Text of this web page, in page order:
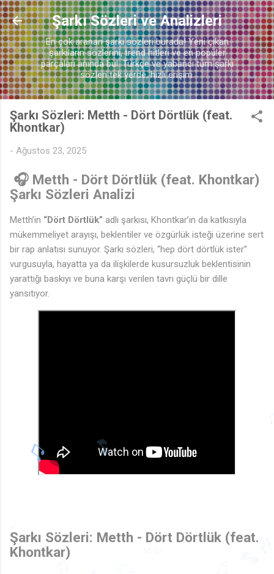
Ana içeriğe atla
Şarkı Sözleri ve Analizleri
En çok aranan şarkı sözleri burada! Yeni çıkan
şarkıların sözlerini, trend hitleri ve en popüler
parçaları anında bul. Türkçe ve yabancı tüm şarkı
sözleri tek yerde, hızlı erişim.
Şarkı Sözleri: Metth - Dört Dörtlük (feat.
Khontkar)
- Ağustos 23, 2025
🎧 Metth - Dört Dörtlük (feat. Khontkar)
Şarkı Sözleri Analizi
Metth’in “Dört Dörtlük” adlı şarkısı, Khontkar’ın da katkısıyla
mükemmeliyet arayışı, beklentiler ve özgürlük isteği üzerine sert
bir rap anlatısı sunuyor. Şarkı sözleri, “hep dört dörtlük ister”
vurgusuyla, hayatta ya da ilişkilerde kusursuzluk beklentisinin
yarattığı baskıyı ve buna karşı verilen tavrı güçlü bir dille
yansıtıyor.
Şarkı Sözleri: Metth - Dört Dörtlük (feat.
Khontkar)
♩
🎶